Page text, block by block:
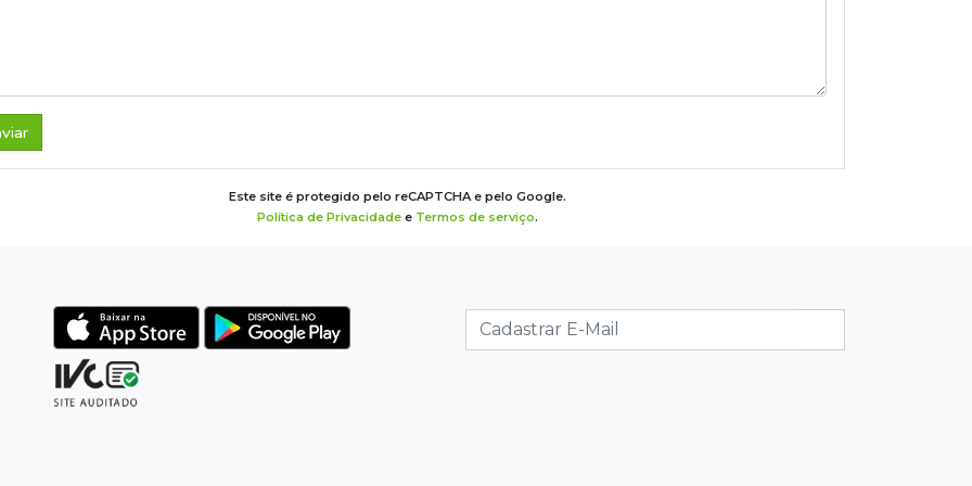
Este site é protegido pelo reCAPTCHA e pelo Google.
Política de Privacidade e Termos de serviço.